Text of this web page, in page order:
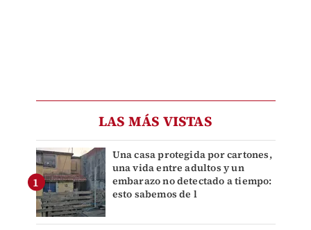
LAS MÁS VISTAS
Una casa protegida por cartones,
una vida entre adultos y un
embarazo no detectado a tiempo:
esto sabemos de l